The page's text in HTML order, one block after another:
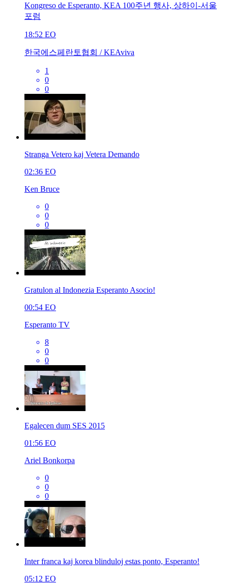
Kongreso de Esperanto, KEA 100주년 행사, 상하이-서울
포럼
18:52 EO
한국에스페란토협회 / KEAviva
1
0
0
Stranga Vetero kaj Vetera Demando
02:36 EO
Ken Bruce
0
0
0
Gratulon al Indonezia Esperanto Asocio!
00:54 EO
Esperanto TV
8
0
0
Egalecen dum SES 2015
01:56 EO
Ariel Bonkorpa
0
0
0
Inter franca kaj korea blinduloj estas ponto, Esperanto!
05:12 EO